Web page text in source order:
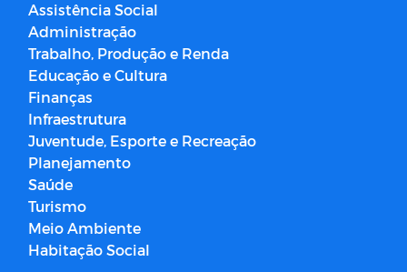
Assistência Social
Administração
Trabalho, Produção e Renda
Educação e Cultura
Finanças
Infraestrutura
Juventude, Esporte e Recreação
Planejamento
Saúde
Turismo
Meio Ambiente
Habitação Social